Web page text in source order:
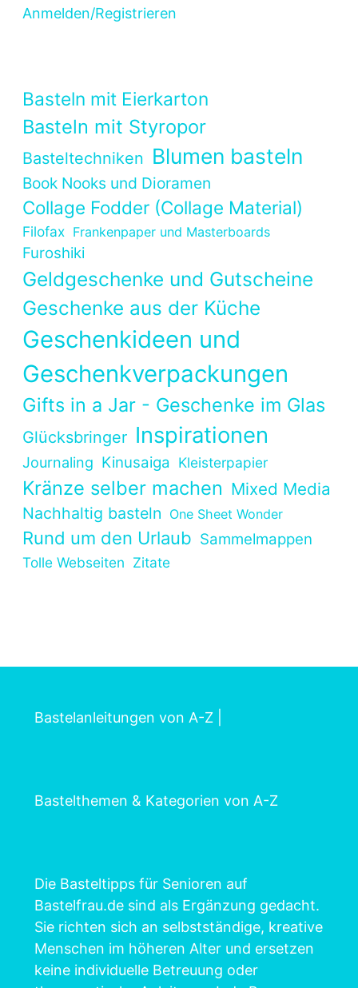
Anmelden/Registrieren
Basteln mit Eierkarton
Basteln mit Styropor
Basteltechniken Blumen basteln
Book Nooks und Dioramen
Collage Fodder (Collage Material)
Filofax Frankenpaper und Masterboards
Furoshiki
Geldgeschenke und Gutscheine
Geschenke aus der Küche
Geschenkideen und
Geschenkverpackungen
Gifts in a Jar - Geschenke im Glas
Glücksbringer Inspirationen
Journaling Kinusaiga Kleisterpapier
Kränze selber machen Mixed Media
Nachhaltig basteln One Sheet Wonder
Rund um den Urlaub Sammelmappen
Tolle Webseiten Zitate
Bastelanleitungen von A-Z
Bastelthemen & Kategorien von A-Z
Die Basteltipps für Senioren auf
Bastelfrau.de sind als Ergänzung gedacht.
Sie richten sich an selbstständige, kreative
Menschen im höheren Alter und ersetzen
keine individuelle Betreuung oder